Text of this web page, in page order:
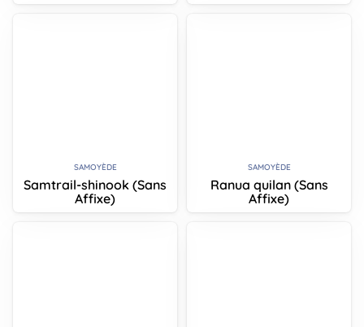
SAMOYÈDE
Samtrail-shinook (Sans
Affixe)
SAMOYÈDE
Ranua quilan (Sans
Affixe)